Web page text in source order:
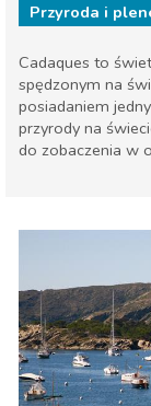
Przyroda i
Cadaques to
spędzonym na
posiadaniem
przyrody na
do zobaczenia w
Przyroda i